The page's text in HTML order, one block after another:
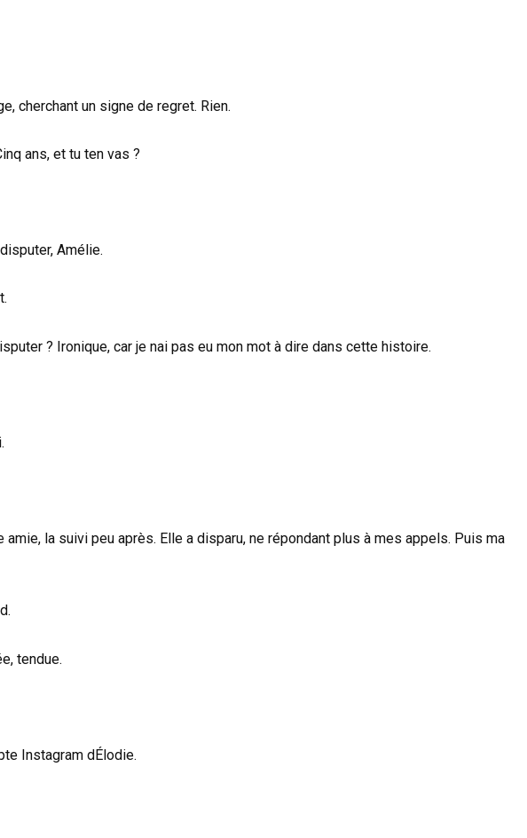
cherchant un signe de regret. Rien.
ans, et tu ten vas ?
Amélie.
? Ironique, car je nai pas eu mon mot à dire dans cette histoire.
amie, la suivi peu après. Elle a disparu, ne répondant plus à mes appels. Puis ma
tendue.
Instagram dÉlodie.